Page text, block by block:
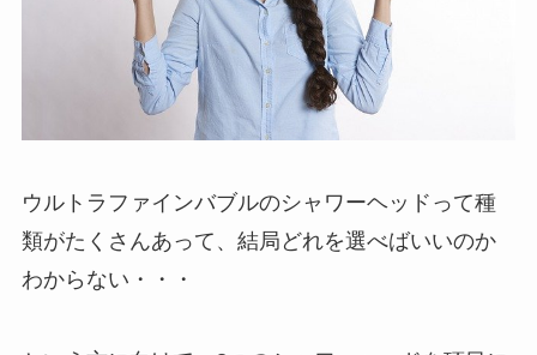
ウルトラファインバブルのシャワーヘッドって種
類がたくさんあって、結局どれを選べばいいのか
わからない・・・